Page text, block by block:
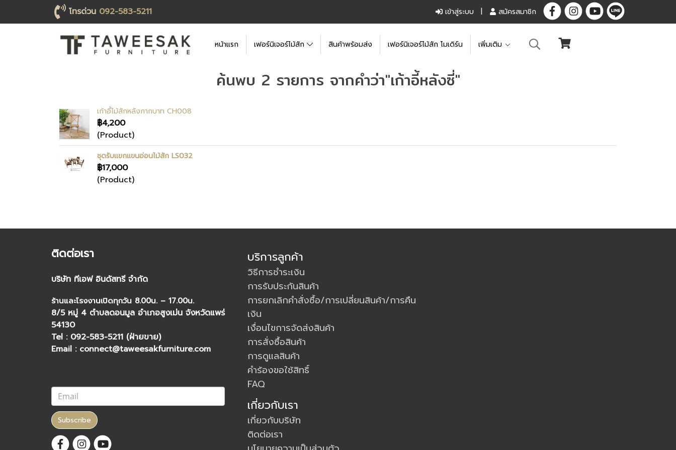
โทรด่วน 092-583-5211 เข้าสู่ระบบ สมัครสมาชิก
หน้าแรก เฟอร์นิเจอร์ไม้สัก สินค้าพร้อมส่ง เฟอร์นิเจอร์ไม้สัก โมเดิร์น เพิ่มเติม
ค้นพบ 2 รายการ จากคำว่า"เก้าอี้หลังซี่"
เก้าอี้ไม้สักหลังกากบาท CH008
฿4,200
(Product)
ชุดรับแขกแขนอ่อนไม้สัก LS032
฿17,000
(Product)
ติดต่อเรา
บริษัท ทีเอฟ อินดัสทรี จำกัด
ร้านและโรงงานเปิดทุกวัน 8.00น. – 17.00น.
8/5 หมู่ 4 ตำบลดอนมูล อำเภอสูงเม่น จังหวัดแพร่
54130
Tel : 092-583-5211 (ฝ่ายขาย)
Email : connect@taweesakfurniture.com
Subscribe
บริการลูกค้า
วิธีการชำระเงิน
การรับประกันสินค้า
การยกเลิกคำสั่งซื้อ/การเปลี่ยนสินค้า/การคืน
เงิน
เงื่อนไขการจัดส่งสินค้า
การสั่งซื้อสินค้า
การดูแลสินค้า
คำร้องขอใช้สิทธิ์
FAQ
เกี่ยวกับเรา
เกี่ยวกับบริษัท
ติดต่อเรา